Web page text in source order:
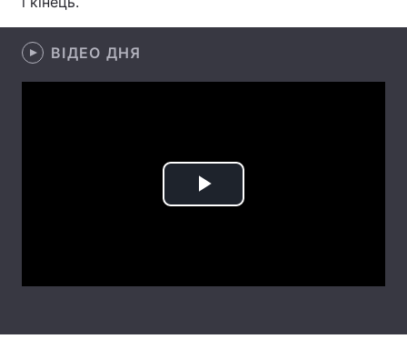
Цікавинки
Екологія
ВІДЕО ДНЯ
Play